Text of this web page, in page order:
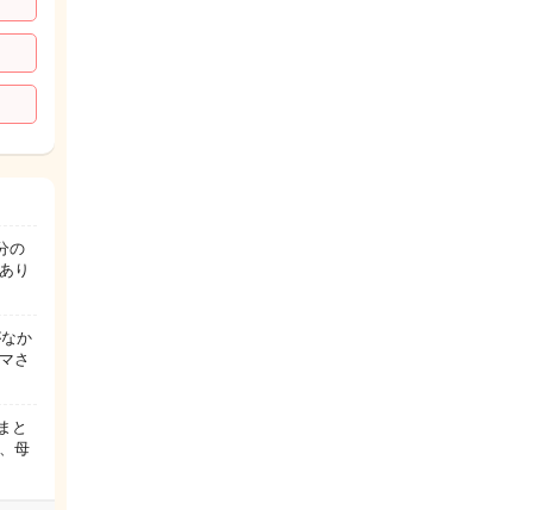
の
り
か
さ
と
母